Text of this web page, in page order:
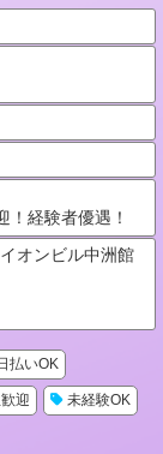
！経験者優遇！
オンビル中洲館
払いOK
迎 未経験OK